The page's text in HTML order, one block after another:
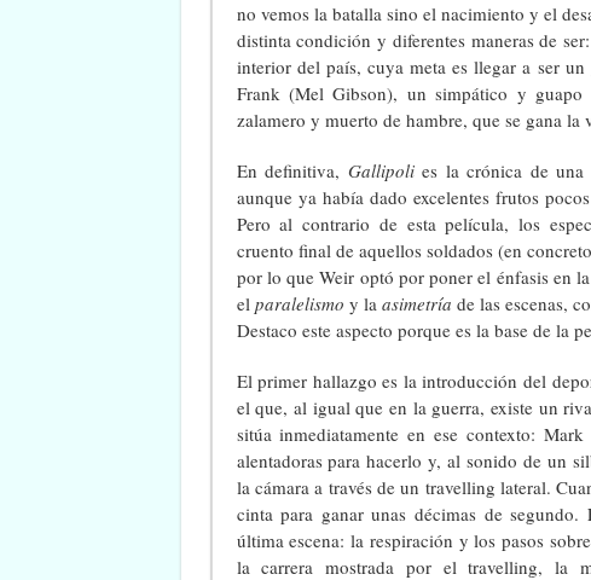
no vemos la batalla sino el nacimiento y el
distinta condición y diferentes maneras de
interior del país, cuya meta es llegar a ser
Frank (Mel Gibson), un simpático y
zalamero y muerto de hambre, que se gana la
En definitiva, Gallipolies la crónica de una
aunque ya había dado excelentes frutos
Pero al contrario de esta película, los
cruento final de aquellos soldados (en
por lo que Weir optó por poner el énfasis en
el paralelismo y la asimetría de las escenas,
Destaco este aspecto porque es la base de la
El primer hallazgo es la introducción del
el que, al igual que en la guerra, existe un
sitúa inmediatamente en ese contexto:
alentadoras para hacerlo y, al sonido de un
la cámara a través de un travelling lateral.
cinta para ganar unas décimas de
última escena: la respiración y los pasos
la carrera mostrada por el travelling, la